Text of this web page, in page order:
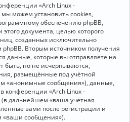
«Arch Linux -
можем установить cookies,
обеспечению phpBB,
документа, целью которого
созданных исключительно
Вторым источником получения
данные, которые вы отправляете на
но не исчерпываются,
размещённые под учётной
«анонимные сообщения»), данные,
конференции «Arch Linux -
(в дальнейшем «ваша учётная
вами после регистрации и
«ваши сообщения»).